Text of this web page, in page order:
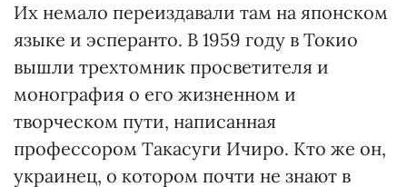
Их немало переиздавали там на японском
языке и эсперанто. В 1959 году в Токио
вышли трехтомник просветителя и
монография о его жизненном и
творческом пути, написанная
профессором Такасуги Ичиро. Кто же он,
украинец, о котором почти не знают в